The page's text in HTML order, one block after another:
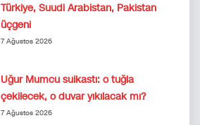
Türkiye, Suudi Arabistan, Pakistan
üçgeni
7 Ağustos 2026
Uğur Mumcu suikastı: o tuğla
çekilecek, o duvar yıkılacak mı?
7 Ağustos 2026